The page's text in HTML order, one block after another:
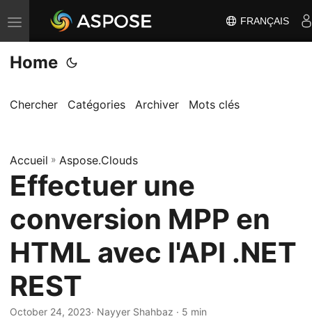
B
a
s
u
r
l
a
n
v
i
g
a
FRANÇAIS
Home
Chercher Catégories Archiver Mots clés
Accueil » Aspose.Clouds
Effectuer une
conversion MPP en
HTML avec l'API .NET
REST
October 24, 2023· Nayyer Shahbaz · 5 min